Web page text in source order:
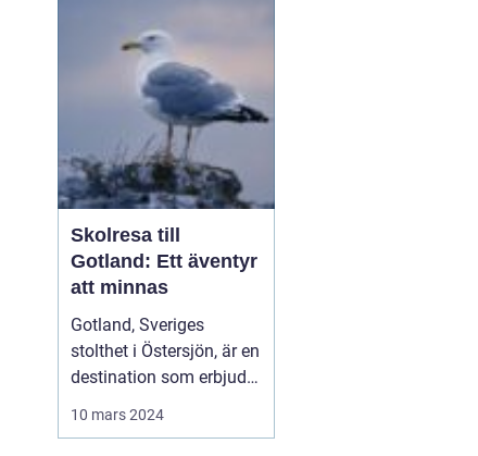
Skolresa till
Gotland: Ett äventyr
att minnas
Gotland, Sveriges
stolthet i Östersjön, är en
destination som erbjuder
10 mars 2024